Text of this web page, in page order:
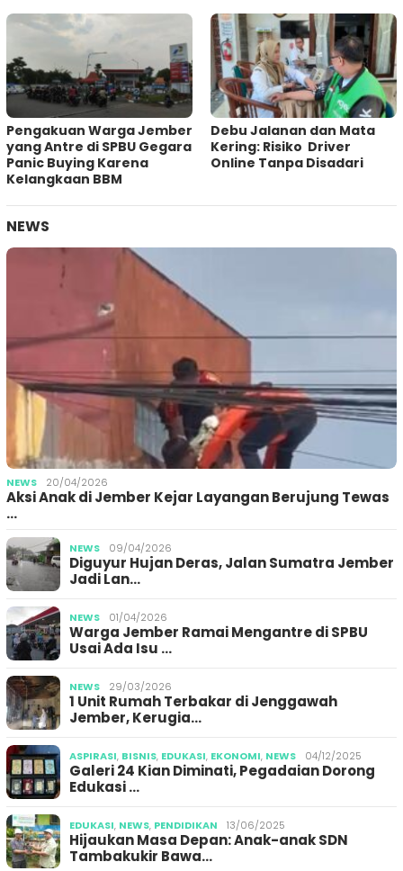
Pengakuan Warga Jember
yang Antre di SPBU Gegara
Panic Buying Karena
Kelangkaan BBM
Debu Jalanan dan Mata
Kering: Risiko Driver
Online Tanpa Disadari
NEWS
NEWS 20/04/2026
Aksi Anak di Jember Kejar Layangan Berujung Tewas
…
NEWS 09/04/2026
Diguyur Hujan Deras, Jalan Sumatra Jember
Jadi Lan…
NEWS 01/04/2026
Warga Jember Ramai Mengantre di SPBU
Usai Ada Isu …
NEWS 29/03/2026
1 Unit Rumah Terbakar di Jenggawah
Jember, Kerugia…
ASPIRASI, BISNIS, EDUKASI, EKONOMI, NEWS 04/12/2025
Galeri 24 Kian Diminati, Pegadaian Dorong
Edukasi …
EDUKASI, NEWS, PENDIDIKAN 13/06/2025
Hijaukan Masa Depan: Anak-anak SDN
Tambakukir Bawa…